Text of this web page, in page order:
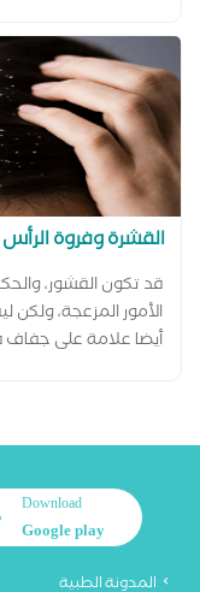
القشرة وفروة
قد تكون القشور،
الأمور المزعجة،
أيضا علامة على جفاف
Download
Google play
المدونة الطبية